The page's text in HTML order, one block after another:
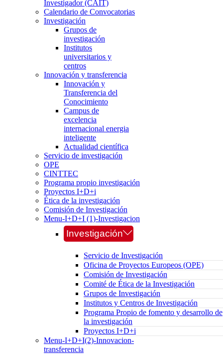
Investigador (CAIT)
Calendario de Convocatorias
Investigación
Grupos de
investigación
Institutos
universitarios y
centros
Innovación y transferencia
Innovación y
Transferencia del
Conocimiento
Campus de
excelencia
internacional energia
inteligente
Actualidad científica
Servicio de investigación
OPE
CINTTEC
Programa propio investigación
Proyectos I+D+i
Ética de la investigación
Comisión de Investigación
Menu-I+D+I (1)-Investigacion
Investigación
Servicio de Investigación
Oficina de Proyectos Europeos (OPE)
Comisión de Investigación
Comité de Ética de la Investigación
Grupos de Investigación
Institutos y Centros de Investigación
Programa Propio de fomento y desarrollo de
la investigación
Proyectos I+D+i
Menu-I+D+I(2)-Innovacion-
transferencia